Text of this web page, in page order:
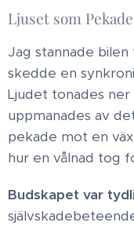
Ljuset som Pekade
Jag stannade
skedde en
Ljudet tonades ner
uppmanades av
pekade mot en
hur en vålnad tog
Budskapet var